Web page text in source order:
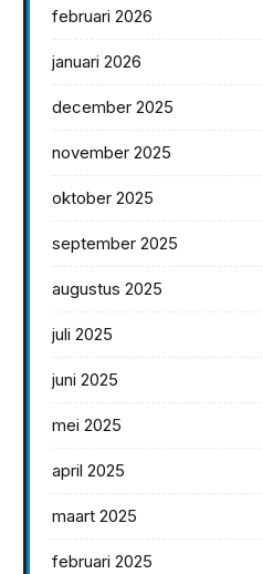
februari 2026
januari 2026
december 2025
november 2025
oktober 2025
september 2025
augustus 2025
juli 2025
juni 2025
mei 2025
april 2025
maart 2025
februari 2025